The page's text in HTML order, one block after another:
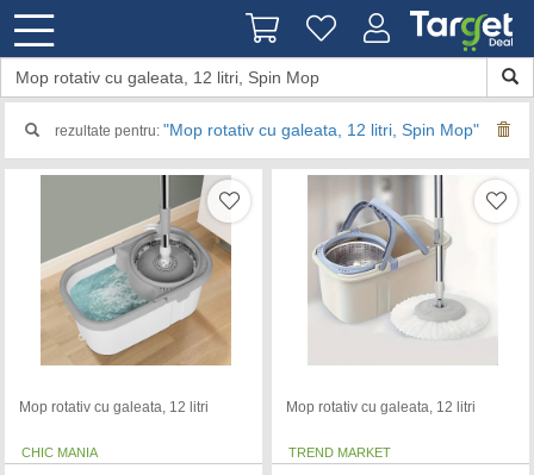
rezultate pentru: "Mop rotativ cu galeata, 12 litri, Spin Mop"
Mop rotativ cu galeata, 12 litri
CHIC MANIA
Mop rotativ cu galeata, 12 litri
TREND MARKET